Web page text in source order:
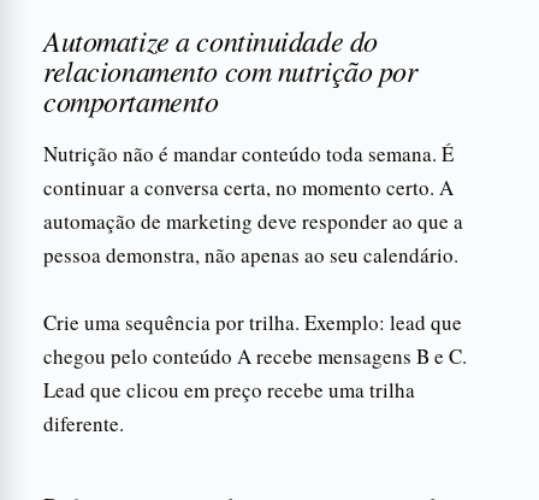
Automatize a continuidade do
relacionamento com nutrição por
comportamento
Nutrição não é mandar conteúdo toda semana. É
continuar a conversa certa, no momento certo. A
automação de marketing deve responder ao que a
pessoa demonstra, não apenas ao seu calendário.
Crie uma sequência por trilha. Exemplo: lead que
chegou pelo conteúdo A recebe mensagens B e C.
Lead que clicou em preço recebe uma trilha
diferente.